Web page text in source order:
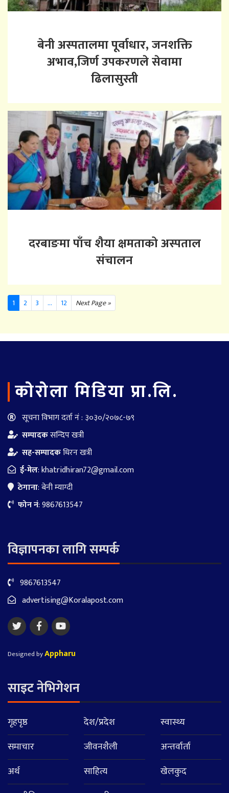
बेनी अस्पतालमा पूर्वाधार, जनशक्ति
अभाव,जिर्ण उपकरणले सेवामा
ढिलासुस्ती
दरबाङमा पाँच शैया क्षमताको अस्पताल
संचालन
1 2 3 ... 12 Next Page »
काेराेला मिडिया प्रा.लि.
सूचना विभाग दर्ता नं : ३०३०/२०७८-७९
सम्पादकसन्दिप खत्री
सह-सम्पादकधिरन खत्री
ई-मेल:khatridhiran72@gmail.com
ठेगाना: बेनी म्याग्दी
फोन नं: 9867613547
विज्ञापनका लागि सम्पर्क
9867613547
advertising@Koralapost.com
Designed byAppharu
साइट नेभिगेशन
गृहपृष्ठ
समाचार
अर्थ
देश/प्रदेश
जीवनशैली
साहित्य
स्वास्थ्य
अन्तर्वार्ता
खेलकुद